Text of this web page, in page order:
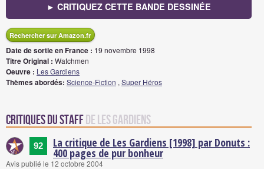
► CRITIQUEZ CETTE BANDE DESSINÉE
Rechercher sur Amazon.fr
Date de sortie en France : 19 novembre 1998
Titre Original : Watchmen
Oeuvre : Les Gardiens
Thèmes abordés: Science-Fiction , Super Héros
Critiques du staffde Les Gardiens
92 La critique de Les Gardiens [1998] par Donuts :
400 pages de pur bonheur
Avis publié le 12 octobre 2004